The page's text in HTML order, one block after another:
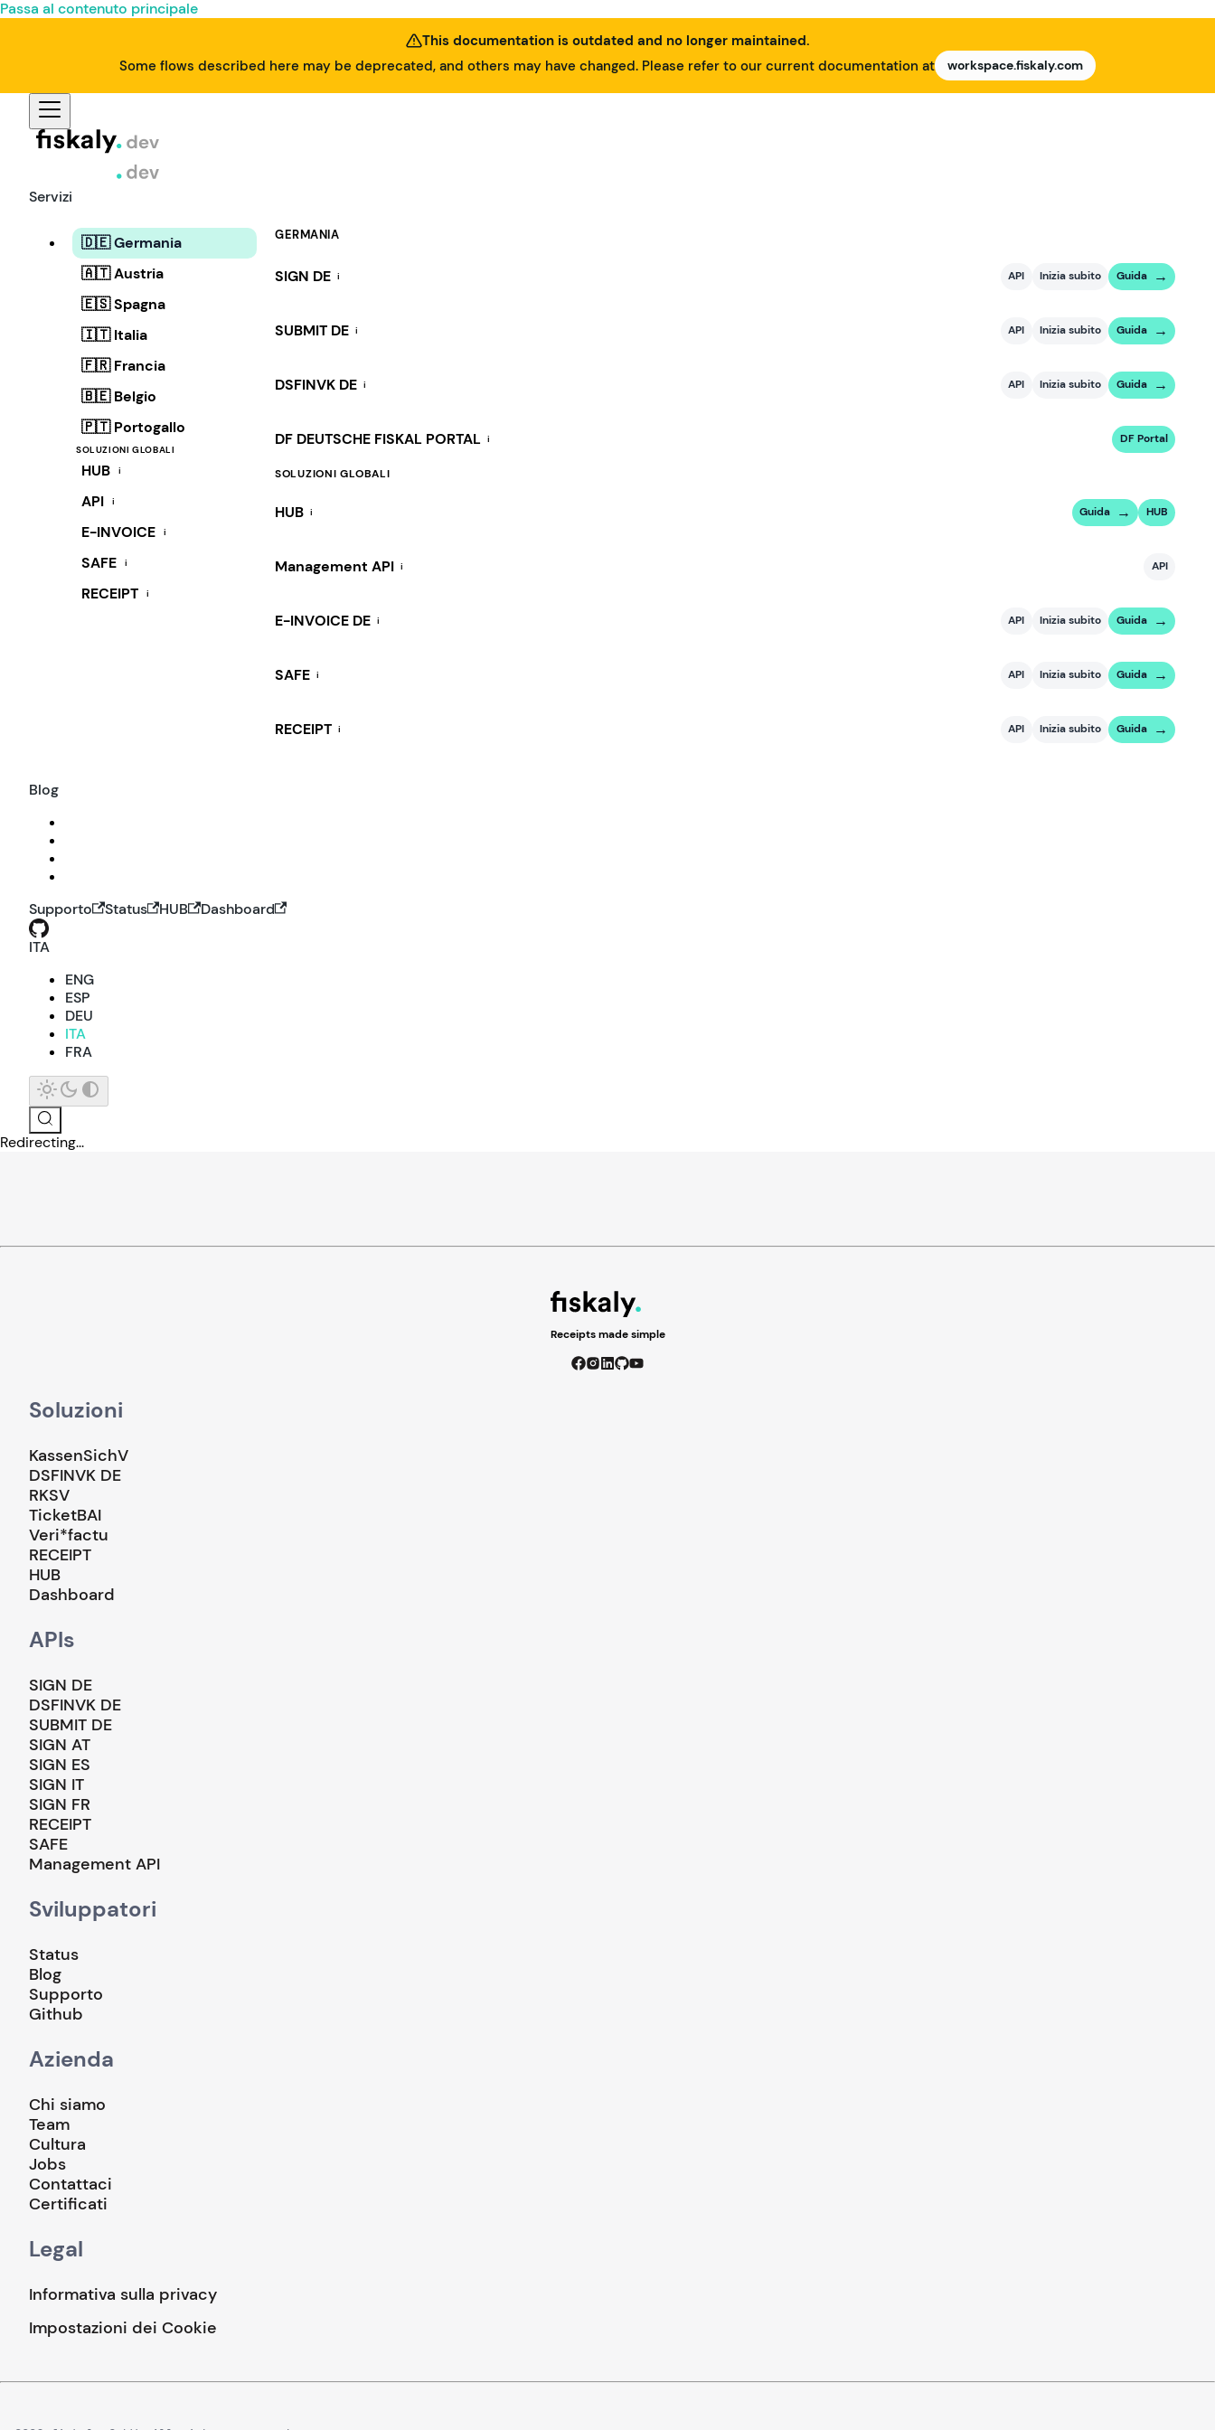
Passa al contenuto principale
This documentation is outdated and no longer maintained.
Some flows described here may be deprecated, and others may have changed. Please refer to our current documentation at
workspace.fiskaly.com
Servizi
🇩🇪 Germania
🇦🇹 Austria
🇪🇸 Spagna
🇮🇹 Italia
🇫🇷 Francia
🇧🇪 Belgio
🇵🇹 Portogallo
SOLUZIONI GLOBALI
HUB i
API i
E-INVOICE i
SAFE i
RECEIPT i
GERMANIA
SIGN DE i API Inizia subito Guida
SUBMIT DE i API Inizia subito Guida
DSFINVK DE i API Inizia subito Guida
DF DEUTSCHE FISKAL PORTAL i DF Portal
SOLUZIONI GLOBALI
HUB i Guida HUB
Management API i API
E-INVOICE DE i API Inizia subito Guida
SAFE i API Inizia subito Guida
RECEIPT i API Inizia subito Guida
Blog
Supporto Status HUB
Dashboard
ITA
ENG
ESP
DEU
ITA
FRA
Redirecting...
Receipts made simple
Soluzioni
KassenSichV
DSFINVK DE
RKSV
TicketBAI
Veri*factu
RECEIPT
HUB
Dashboard
APIs
SIGN DE
DSFINVK DE
SUBMIT DE
SIGN AT
SIGN ES
SIGN IT
SIGN FR
RECEIPT
SAFE
Management API
Sviluppatori
Status
Blog
Supporto
Github
Azienda
Chi siamo
Team
Cultura
Jobs
Contattaci
Certificati
Legal
Informativa sulla privacy
Impostazioni dei Cookie